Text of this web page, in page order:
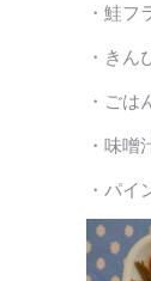
・鮭フ
・きん
・ごは
・味噌
・パイ